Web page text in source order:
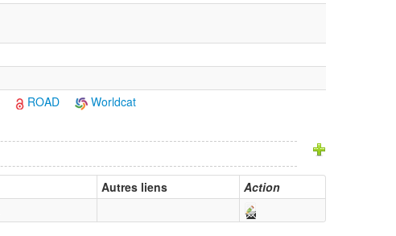
ROAD Worldcat
Autres liens
Action